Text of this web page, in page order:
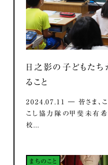
日之影の子どもたち
ること
2024.07.11 ― 皆さま、
こし協力隊の甲斐未有
校...
まちのこと